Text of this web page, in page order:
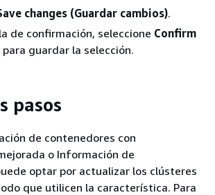
changes (Guardar cambios).
de confirmación, seleccione Confirm
para guardar la selección.
pasos
de contenedores con
o Información de
optar por actualizar los clústeres
que utilicen la característica. Para